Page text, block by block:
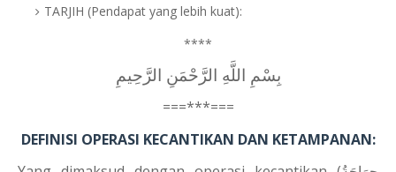
TARJIH (Pendapat yang lebih kuat):
****
بِسْمِ اللَّهِ الرَّحْمَنِ الرَّحِيمِ
===***===
DEFINISI OPERASI KECANTIKAN DAN KETAMPANAN: